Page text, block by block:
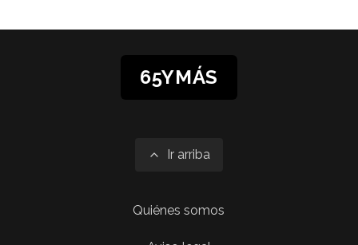
65YMÁS
Ir arriba
Quiénes somos